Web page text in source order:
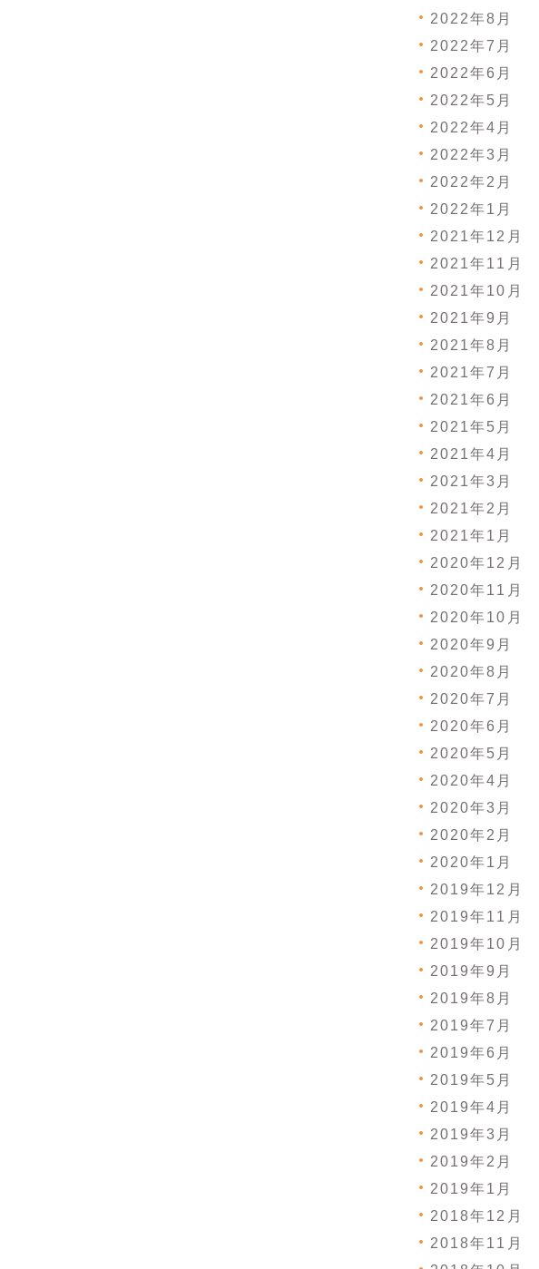
2022年8月
2022年7月
2022年6月
2022年5月
2022年4月
2022年3月
2022年2月
2022年1月
2021年12月
2021年11月
2021年10月
2021年9月
2021年8月
2021年7月
2021年6月
2021年5月
2021年4月
2021年3月
2021年2月
2021年1月
2020年12月
2020年11月
2020年10月
2020年9月
2020年8月
2020年7月
2020年6月
2020年5月
2020年4月
2020年3月
2020年2月
2020年1月
2019年12月
2019年11月
2019年10月
2019年9月
2019年8月
2019年7月
2019年6月
2019年5月
2019年4月
2019年3月
2019年2月
2019年1月
2018年12月
2018年11月